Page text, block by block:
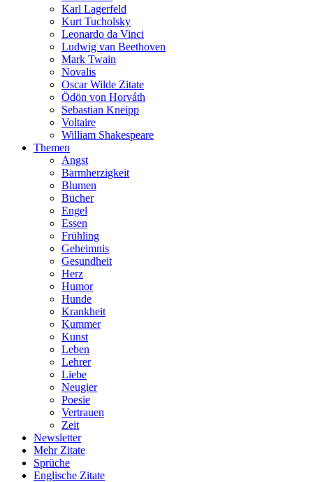
Karl Lagerfeld
Kurt Tucholsky
Leonardo da Vinci
Ludwig van Beethoven
Mark Twain
Novalis
Oscar Wilde Zitate
Ödön von Horváth
Sebastian Kneipp
Voltaire
William Shakespeare
Themen
Angst
Barmherzigkeit
Blumen
Bücher
Engel
Essen
Frühling
Geheimnis
Gesundheit
Herz
Humor
Hunde
Krankheit
Kummer
Kunst
Leben
Lehrer
Liebe
Neugier
Poesie
Vertrauen
Zeit
Newsletter
Mehr Zitate
Sprüche
Englische Zitate